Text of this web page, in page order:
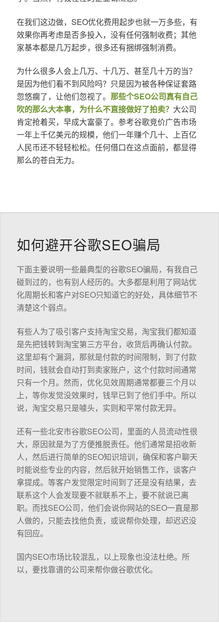
在我们这边做，SEO优化费用起步也就一万多些，有
效果你再考虑是否多投入，没有任何强制收费；其他
家基本都是几万起步，很多还有捆绑强制消费。
为什么很多人会上几万、十几万、甚至几十万的当？
是因为他们看不到风险吗？只是因为被各种保证套路
忽悠瘸了，让他们忽视了。 那些个SEO公司真有自己
吹的那么大本事，为什么不直接做好了拍卖？ 大公司
肯定抢着买，早成大富豪了。参考谷歌竞价广告市场
一年上千亿美元的规模，他们一年赚个几十、上百亿
人民币还不轻轻松松。任何借口在这点面前，都显得
那么的苍白无力。
如何避开谷歌SEO骗局
下面主要说明一些最典型的谷歌SEO骗局，有我自己
碰到过的，也有别人经历的。大多都是利用了网站优
化周期长和客户对SEO只知道它的好处，具体细节不
清楚这个弱点。
有些人为了吸引客户支持淘宝交易，淘宝我们都知道
是先把钱转到淘宝第三方平台，收货后再确认付款。
这里却有个漏洞，那就是付款的时间限制，到了付款
时间，钱就会自动打到卖家账户，这个付款时间通常
只有一个月。然而，优化见效周期通常都要三个月以
上，等你发觉没效果时，钱早已到了他们手中。所以
说，淘宝交易只是噱头，实则和平常付款无异。
还有一些北安市谷歌SEO公司，里面的人员流动性很
大，原因就是为了方便推脱责任。他们通常是招收新
人，然后进行简单的SEO知识培训，确保和客户聊天
时能说些专业的内容，然后就开始销售工作，谈客户
拿提成。等客户发觉限定时间到了还是没有结果，去
联系这个人会发现要不就联系不上，要不就说已离
职。而找SEO公司，他们会说你网站的SEO一直是那
人做的，只能去找他负责，或说帮你处理，却迟迟没
有回应。
国内SEO市场比较混乱，以上现象也没法杜绝。所
以，要找靠谱的公司来帮你做谷歌优化。